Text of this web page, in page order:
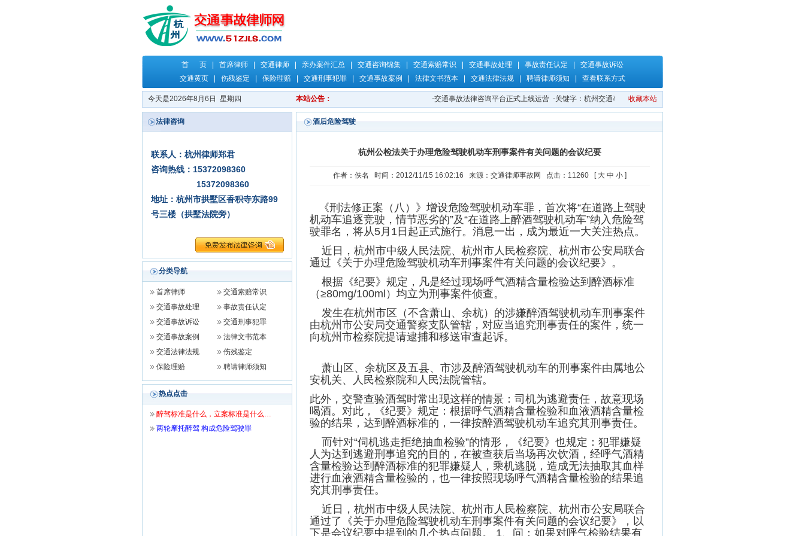
首 页 首席律师 交通律师 亲办案件汇总 交通咨询锦集 交通索赔常识 交通事故处理 事故责任认定
交通事故诉讼
交通黄页
伤残鉴定 保险理赔 交通刑事犯罪 交通事故案例 法律文书范本 交通法律法规 聘请律师须知 查看联系方式
今天是2026年8月6日 星期四 本站公告： 交通事故法律咨询平台正式上线运营 · 关键字：杭州交通事故律师，杭州律师，交通事故律师，交通事故法律咨询，
收藏本站
法律咨询
联系人：杭州律师郑君
咨询热线：15372098360
15372098360
地址：杭州市拱墅区香积寺东路99
号三楼（拱墅法院旁）
分类导航
首席律师
交通索赔常识
交通事故处理
事故责任认定
交通事故诉讼
交通刑事犯罪
交通事故案例
法律文书范本
交通法律法规
伤残鉴定
保险理赔
聘请律师须知
热点点击
醉驾标准是什么，立案标准是什么…
两轮摩托醉驾 构成危险驾驶罪
酒后危险驾驶
杭州公检法关于办理危险驾驶机动车刑事案件有关问题的会议纪要
作者：佚名 时间：2012/11/15 16:02:16 来源：交通律师事故网 点击：11260 [ 大 中 小]
《刑法修正案（八）》增设危险驾驶机动车罪，首次将“在道路上驾驶
机动车追逐竞驶，情节恶劣的”及“在道路上醉酒驾驶机动车”纳入危险驾
驶罪名，将从5月1日起正式施行。消息一出，成为最近一大关注热点。
近日，杭州市中级人民法院、杭州市人民检察院、杭州市公安局联合
通过《关于办理危险驾驶机动车刑事案件有关问题的会议纪要》。
根据《纪要》规定，凡是经过现场呼气酒精含量检验达到醉酒标准
（≥80mg/100ml）均立为刑事案件侦查。
发生在杭州市区（不含萧山、余杭）的涉嫌醉酒驾驶机动车刑事案件
由杭州市公安局交通警察支队管辖，对应当追究刑事责任的案件，统一
向杭州市检察院提请逮捕和移送审查起诉。
萧山区、余杭区及五县、市涉及醉酒驾驶机动车的刑事案件由属地公
安机关、人民检察院和人民法院管辖。
此外，交警查验酒驾时常出现这样的情景：司机为逃避责任，故意现场
喝酒。对此，《纪要》规定：根据呼气酒精含量检验和血液酒精含量检
验的结果，达到醉酒标准的，一律按醉酒驾驶机动车追究其刑事责任。
而针对“伺机逃走拒绝抽血检验”的情形，《纪要》也规定：犯罪嫌疑
人为达到逃避刑事追究的目的，在被查获后当场再次饮酒，经呼气酒精
含量检验达到醉酒标准的犯罪嫌疑人，乘机逃脱，造成无法抽取其血样
进行血液酒精含量检验的，也一律按照现场呼气酒精含量检验的结果追
究其刑事责任。
近日，杭州市中级人民法院、杭州市人民检察院、杭州市公安局联合
通过了《关于办理危险驾驶机动车刑事案件有关问题的会议纪要》，以
下是会议纪要中提到的几个热点问题。 1、问：如果对呼气检验结果有